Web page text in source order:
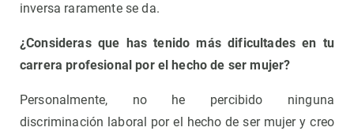
inversa raramente se da.
¿Consideras que has tenido más dificultades en tu
carrera profesional por el hecho de ser mujer?
Personalmente, no he percibido ninguna
discriminación laboral por el hecho de ser mujer y creo